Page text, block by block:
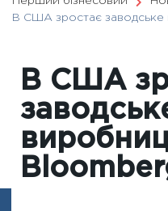
В США зростає
В США